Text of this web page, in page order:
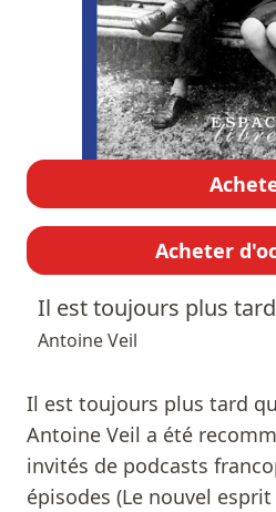
Acheter
Il est toujours plus
Antoine Veil
Il est toujours plus tard
Antoine Veil a été
invités de podcasts
épisodes (Le nouvel